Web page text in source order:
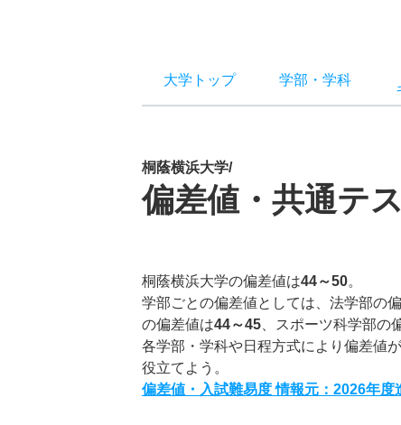
大学トップ 学部 ・ 学科
桐蔭横浜大学/
偏差値・共通テ
桐蔭横浜大学の偏差値は44～50。
学部ごとの偏差値としては、法学部の
の偏差値は44～45 、スポーツ科学部の
各学部・学科や日程方式により偏差値
役立てよう。
偏差値・入試難易度 情報元：2026年